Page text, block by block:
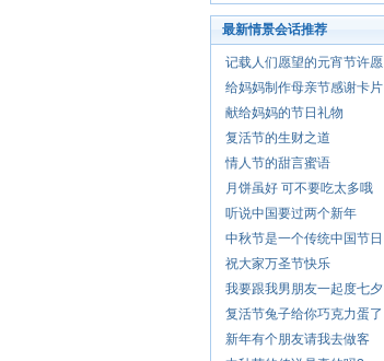
最新情景会话推荐
记载人们愿望的元宵节许愿
给妈妈制作母亲节感谢卡片
献给妈妈的节日礼物
复活节的生财之道
情人节的甜言蜜语
月饼虽好 可不要吃太多哦
听说中国要过两个新年
中秋节是一个传统中国节日
祝大家万圣节快乐
我要跟我男朋友一起度七夕
复活节兔子给你巧克力蛋了
新年有个朋友请我去做客